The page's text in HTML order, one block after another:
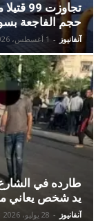
حجم الفاجعة
آنفانيوز - 1 أغسطس، 2026
طارده في
يد شخص يعاني
آنفانيوز - 28 يوليو، 2026